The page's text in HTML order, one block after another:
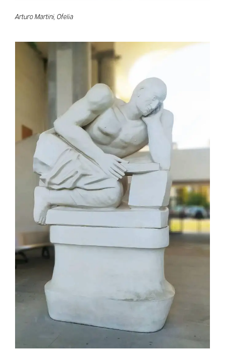
Arturo Martini, Ofelia